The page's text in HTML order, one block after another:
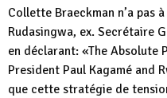
Collette Braeckman n’a pas
Rudasingwa, ex. Secrétaire
en déclarant: «The Absolute
President Paul Kagamé and
que cette stratégie de